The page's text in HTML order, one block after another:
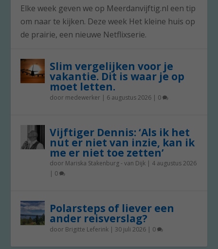
Elke week geven we op Meerdanvijftig.nl een tip
om naar te kijken. Deze week Het kleine huis op
de prairie, een nieuwe Netflixserie.
Slim vergelijken voor je
vakantie. Dit is waar je op
moet letten.
door medewerker | 6 augustus 2026 | 0
Vijftiger Dennis: ‘Als ik het
nut er niet van inzie, kan ik
me er niet toe zetten’
door Mariska Stakenburg - van Dijk | 4 augustus 2026
| 0
Polarsteps of liever een
ander reisverslag?
door Brigitte Leferink | 30 juli 2026 | 0